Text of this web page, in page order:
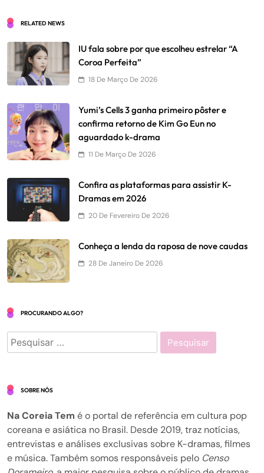
RELATED NEWS
IU fala sobre por que escolheu estrelar “A
Coroa Perfeita”
18 De Março De 2026
Yumi’s Cells 3 ganha primeiro pôster e
confirma retorno de Kim Go Eun no
aguardado k-drama
11 De Março De 2026
Confira as plataformas para assistir K-
Dramas em 2026
20 De Fevereiro De 2026
Conheça a lenda da raposa de nove caudas
28 De Janeiro De 2026
PROCURANDO ALGO?
Pesquisar
por:
SOBRE NÓS
Na Coreia Tem é o portal de referência em cultura pop
coreana e asiática no Brasil. Desde 2019, traz notícias,
entrevistas e análises exclusivas sobre K-dramas, filmes
e música. Também somos responsáveis pelo Censo